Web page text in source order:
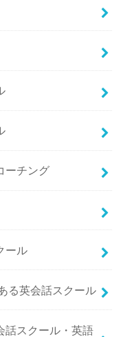
ーチング
ール
る英会話スクール
話スクール・英語